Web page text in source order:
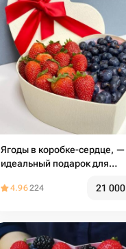
Ягоды в коробке-сердце, —
идеальный подарок для
4.96224 21 000